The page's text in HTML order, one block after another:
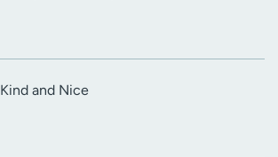
Kind and Nice